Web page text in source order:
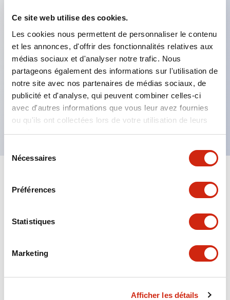
Ce site web utilise des cookies.
Les cookies nous permettent de personnaliser le contenu
et les annonces, d'offrir des fonctionnalités relatives aux
médias sociaux et d'analyser notre trafic. Nous
partageons également des informations sur l'utilisation de
notre site avec nos partenaires de médias sociaux, de
publicité et d'analyse, qui peuvent combiner celles-ci
avec d'autres informations que vous leur avez fournies
ou qu'ils ont collectées lors de votre utilisation de leurs
services.
Nécessaires
Préférences
Statistiques
Marketing
Afficher les détails
contact à 11 étages), 59,9 mm (*bloc de contact à
22 étages). Conception peu encombrante
possible.
Structure de sécurité de 3e génération :
déclenchement à 2 actions, garde intégrée,
structure de protection des doigts IP20.
Tout développer+
Functional Specifications